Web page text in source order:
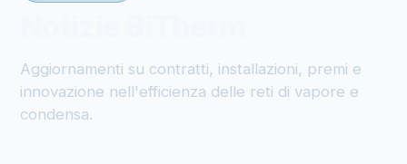
Aggiornamenti su contratti, installazioni, premi e
innovazione nell'efficienza delle reti di vapore e
condensa.